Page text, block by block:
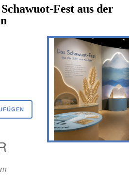
Fest aus der
Outlook Live